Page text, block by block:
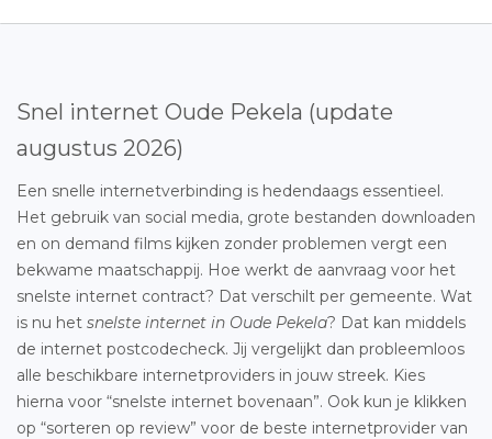
Snel internet Oude Pekela (update
augustus 2026)
Een snelle internetverbinding is hedendaags essentieel.
Het gebruik van social media, grote bestanden downloaden
en on demand films kijken zonder problemen vergt een
bekwame maatschappij. Hoe werkt de aanvraag voor het
snelste internet contract? Dat verschilt per gemeente. Wat
is nu het snelste internet in Oude Pekela? Dat kan middels
de internet postcodecheck. Jij vergelijkt dan probleemloos
alle beschikbare internetproviders in jouw streek. Kies
hierna voor “snelste internet bovenaan”. Ook kun je klikken
op “sorteren op review” voor de beste internetprovider van